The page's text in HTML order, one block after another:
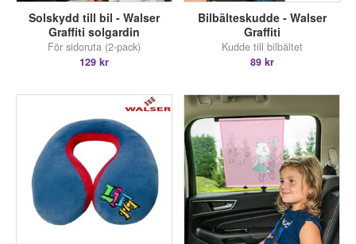
Solskydd till bil - Walser
Graffiti solgardin
För sidoruta (2-pack)
129 kr
Bilbälteskudde - Walser
Graffiti
Kudde till bilbältet
89 kr